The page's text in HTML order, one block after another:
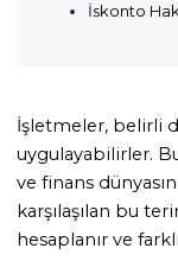
İskonto
İşletmeler, belirli
uygulayabilirler.
ve finans
karşılaşılan bu
hesaplanır ve